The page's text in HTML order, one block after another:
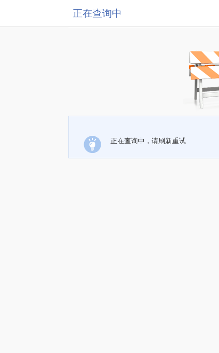
正在查询中
正在查询中，请刷新重试